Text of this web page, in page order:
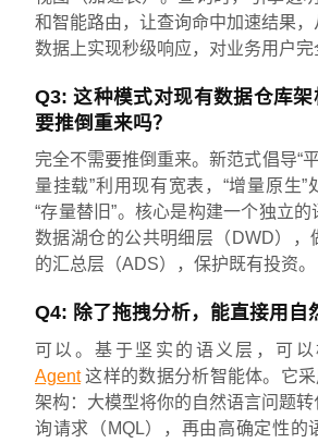
和智能路由，让查询命中加速结果
数据上实现秒级响应，对业务用户完
Q3: 这种模式对现有数据仓库
要推倒重来吗？
完全不需要推倒重来。新范式倡导“
量挂载”利用现有宽表，“增量原生”
“存量替旧”。核心是构建一个独立
数据湖仓的公共明细层（DWD），
的汇总层（ADS），保护既有投资。
Q4: 除了拖拽分析，能直接用自
可以。基于坚实的语义层，可
Agent这样的数据分析智能体。它
架构：大模型将你的自然语言问题
询请求（MQL），再由高确定性的